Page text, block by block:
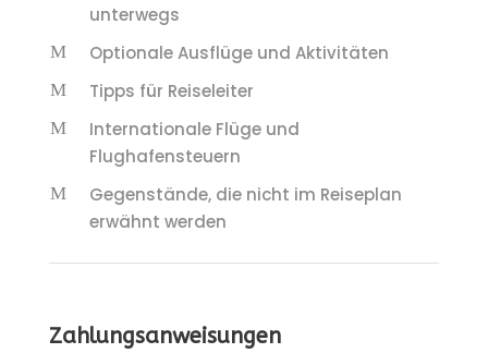
unterwegs
Optionale Ausflüge und Aktivitäten
Tipps für Reiseleiter
Internationale Flüge und
Flughafensteuern
Gegenstände, die nicht im Reiseplan
erwähnt werden
Zahlungsanweisungen